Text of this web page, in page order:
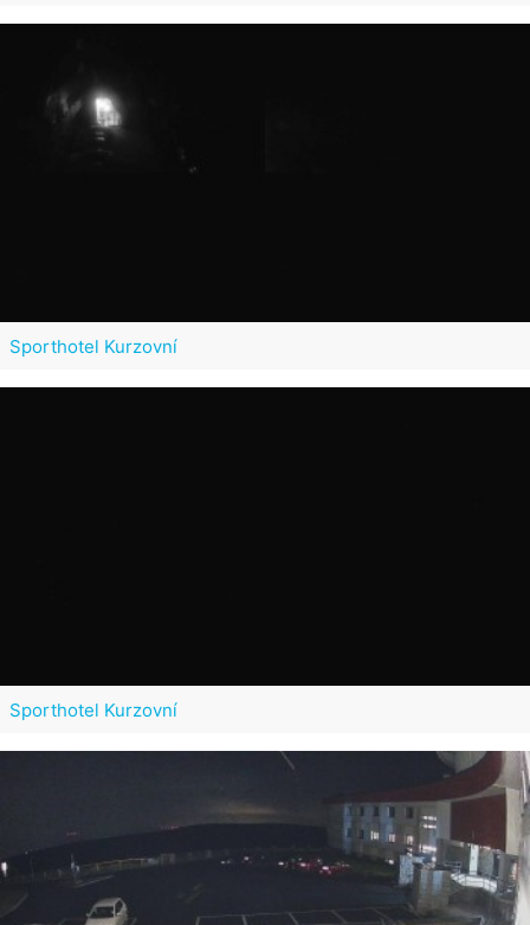
Sporthotel Kurzovní
Sporthotel Kurzovní